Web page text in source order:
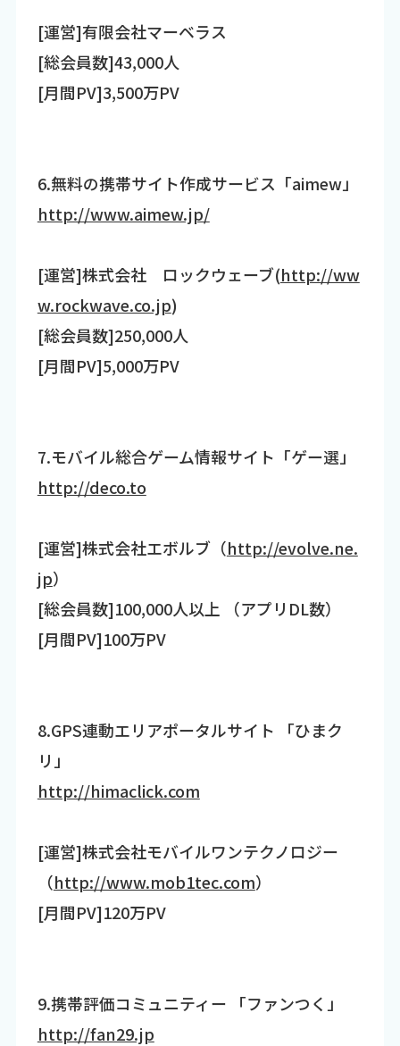
[運営]有限会社マーベラス
[総会員数]43,000人
[月間PV]3,500万PV
6.無料の携帯サイト作成サービス「aimew」
http://www.aimew.jp/
[運営]株式会社 ロックウェーブ(http://ww
w.rockwave.co.jp)
[総会員数]250,000人
[月間PV]5,000万PV
7.モバイル総合ゲーム情報サイト「ゲー選」
http://deco.to
[運営]株式会社エボルブ（http://evolve.ne.
jp）
[総会員数]100,000人以上 （アプリDL数）
[月間PV]100万PV
8.GPS連動エリアポータルサイト 「ひまク
リ」
http://himaclick.com
[運営]株式会社モバイルワンテクノロジー
（http://www.mob1tec.com）
[月間PV]120万PV
9.携帯評価コミュニティー 「ファンつく」
http://fan29.jp